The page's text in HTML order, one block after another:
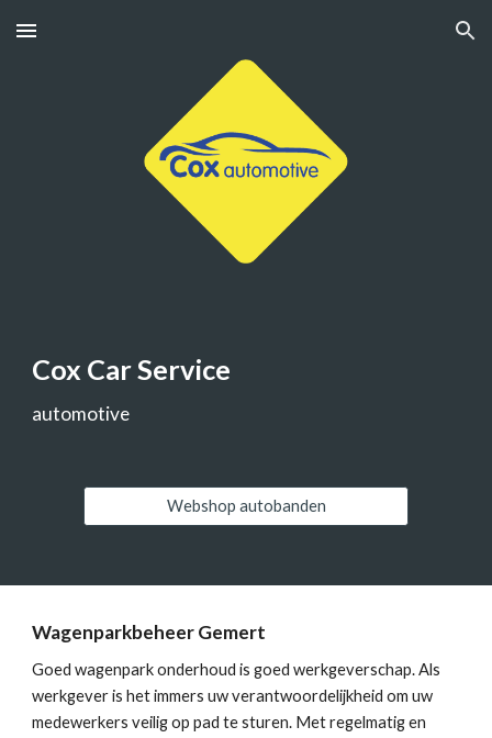
Skip to main content Skip to navigation
Cox Car Service
automotive
Webshop autobanden
Wagenparkbeheer Gemert
Goed wagenpark onderhoud is goed werkgeverschap. Als
werkgever is het immers uw verantwoordelijkheid om uw
medewerkers veilig op pad te sturen. Met regelmatig en